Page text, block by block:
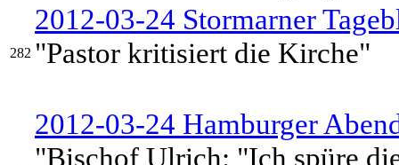
282
2012-03-24 Stormarner
"Pastor kritisiert die Kirche"
2012-03-24 Hamburger
"Bischof Ulrich: "Ich spüre